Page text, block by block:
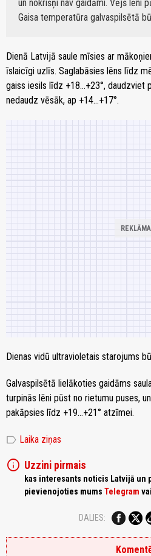
un nokrišņi nav gaidāmi. Vējš lēni
Gaisa temperatūra galvaspilsētā
Dienā Latvijā saule mīsies ar
īslaicīgi uzlīs. Saglabāsies lēns līdz
gaiss iesils līdz +18…+23°, daudzviet
nedaudz vēsāk, ap +14…+17°.
Dienas vidū ultravioletais starojums
Galvaspilsētā lielākoties gaidāms
turpinās lēni pūst no rietumu puses,
pakāpsies līdz +19…+21° atzīmei.
label Laika ziņas
info Uzzini pirmais
kas interesants noticis Latvijā un
pievienojoties mums Telegram vai
DALIES: